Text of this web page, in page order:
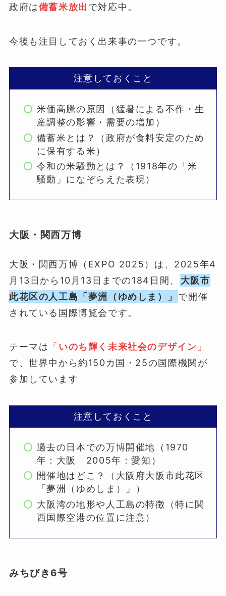
政府は備蓄米放出 で対応中。
今後も注目しておく出来事の一つです。
注意しておくこと
米価高騰の原因（猛暑による不作・生
産調整の影響・需要の増加）
備蓄米とは？（政府が食料安定のため
に保有する米）
令和の米騒動とは？（1918年の「米
騒動」になぞらえた表現）
大阪・関西万博
大阪・関西万博（EXPO 2025）は、2025年4
月13日から10月13日までの184日間、
大阪市
此花区の人工島「夢洲（ゆめしま）」
で開催
されている国際博覧会です。
テーマは 「 いのち輝く未来社会のデザイン 」
で、世界中から約150カ国・25の国際機関が
参加しています
注意しておくこと
過去の日本での万博開催地（1970
年：大阪 2005年：愛知）
開催地はどこ？（大阪府大阪市此花区
「夢洲（ゆめしま）」）
大阪湾の地形や人工島の特徴（特に関
西国際空港の位置に注意）
みちびき6号